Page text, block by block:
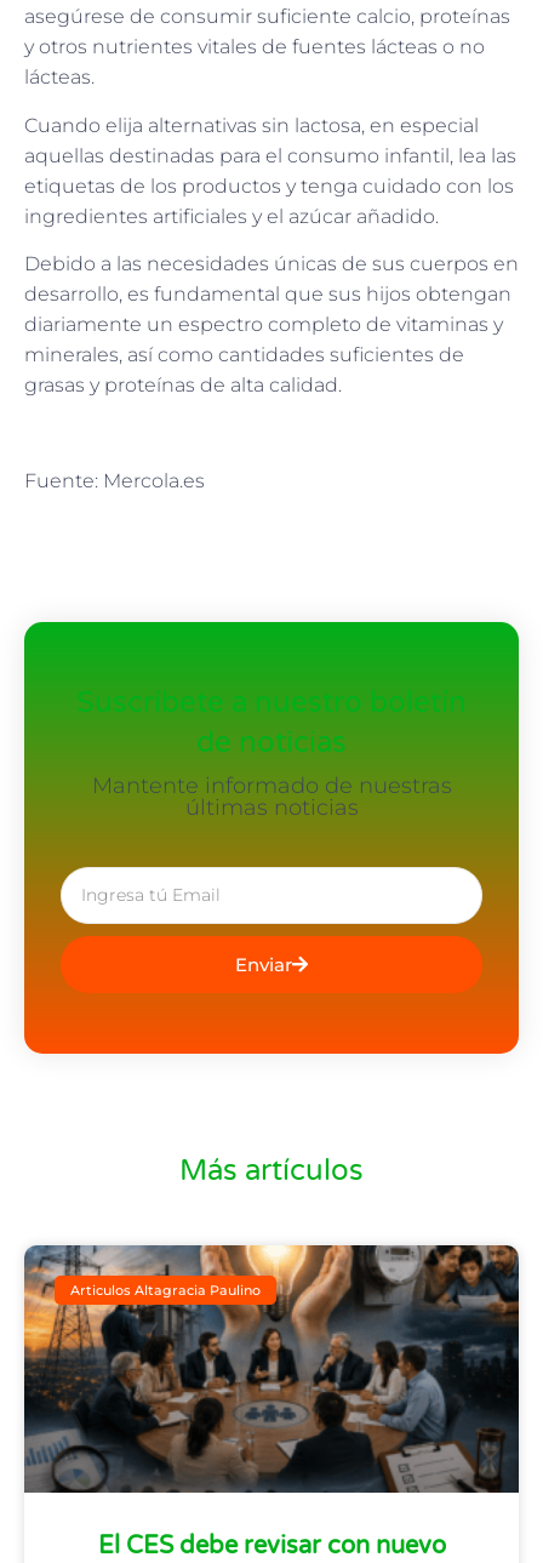
asegúrese de consumir suficiente calcio, proteínas
y otros nutrientes vitales de fuentes lácteas o no
lácteas.
Cuando elija alternativas sin lactosa, en especial
aquellas destinadas para el consumo infantil, lea las
etiquetas de los productos y tenga cuidado con los
ingredientes artificiales y el azúcar añadido.
Debido a las necesidades únicas de sus cuerpos en
desarrollo, es fundamental que sus hijos obtengan
diariamente un espectro completo de vitaminas y
minerales, así como cantidades suficientes de
grasas y proteínas de alta calidad.
Fuente: Mercola.es
Suscríbete a nuestro boletín
de noticias
Mantente informado de nuestras
últimas noticias
Enviar
Más artículos
Articulos Altagracia Paulino
El CES debe revisar con nuevo